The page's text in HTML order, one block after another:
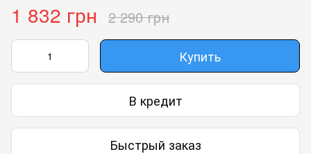
1 832 грн 2 290 грн
Купить
В кредит
Быстрый заказ